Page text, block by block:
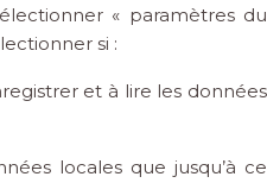
« paramètres du
si :
et à lire les données
locales que jusqu’à ce